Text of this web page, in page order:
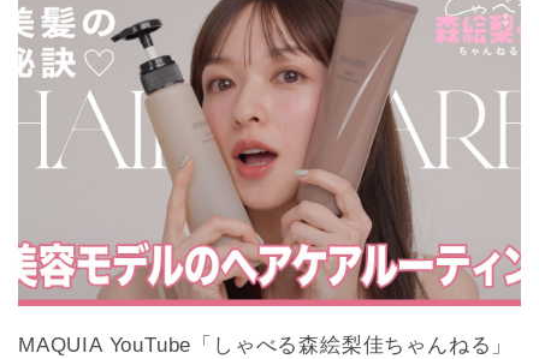
MAQUIA YouTube「しゃべる森絵梨佳ちゃんねる」